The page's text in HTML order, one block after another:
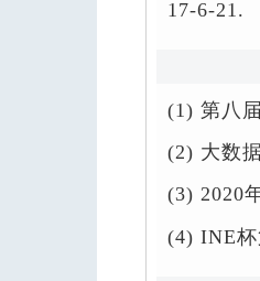
17-6-21.
(1) 第八
(2) 大数
(3) 2020
(4) INE